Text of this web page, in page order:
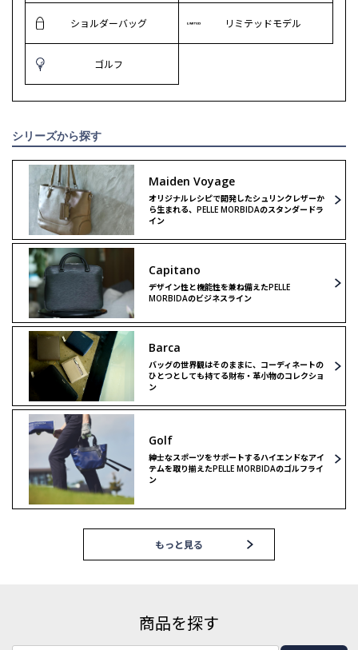
ショルダーバッグ リミテッドモデル
ゴルフ
シリーズから探す
Maiden Voyage
オリジナルレシピで開発したシュリンクレザーか
ら生まれる、PELLE MORBIDAのスタンダードラ
イン
Capitano
デザイン性と機能性を兼ね備えたPELLE
MORBIDAのビジネスライン
Barca
バッグの世界観はそのままに、コーディネートの
ひとつとしても持てる財布・革小物のコレクショ
ン
Golf
紳士なスポーツをサポートするハイエンドなアイ
テムを取り揃えたPELLE MORBIDAのゴルフライ
ン
もっと見る
商品を探す